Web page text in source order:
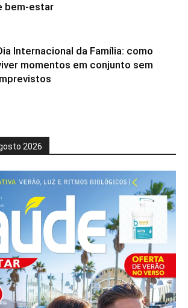
bem-estar
Internacional da Família: como
momentos em conjunto sem
2026